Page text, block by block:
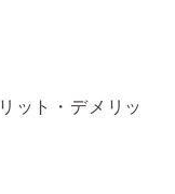
ット・デメリッ